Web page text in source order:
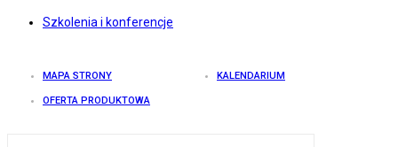
Szkolenia i konferencje
MAPA STRONY KALENDARIUM
OFERTA PRODUKTOWA